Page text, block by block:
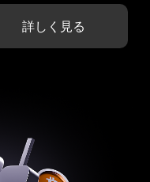
詳しく見る